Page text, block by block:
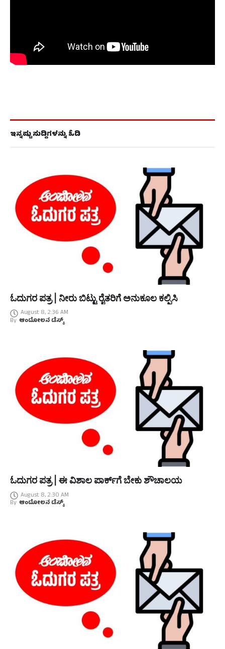
ಇನ್ನಷ್ಟು ಸುದ್ದಿಗಳನ್ನು ಓದಿ
ಓದುಗರ ಪತ್ರ | ನೀರು ಬಿಟ್ಟು ರೈತರಿಗೆ ಅನುಕೂಲ ಕಲ್ಪಿಸಿ
August 8, 2:36 AM
By ಆಂದೋಲನ ಡೆಸ್ಕ್
ಓದುಗರ ಪತ್ರ | ಈ ವಿಶಾಲ ಪಾರ್ಕ್‌ಗೆ ಬೇಕು ಶೌಚಾಲಯ
August 8, 2:30 AM
By ಆಂದೋಲನ ಡೆಸ್ಕ್